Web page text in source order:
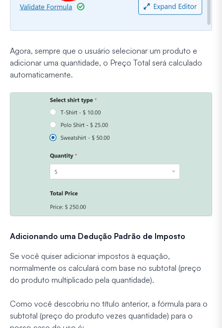
Agora, sempre que o usuário selecionar um produto e
adicionar uma quantidade, o Preço Total será calculado
automaticamente.
Adicionando uma Dedução Padrão de Imposto
Se você quiser adicionar impostos à equação,
normalmente os calculará com base no subtotal (preço
do produto multiplicado pela quantidade).
Como você descobriu no título anterior, a fórmula para o
subtotal (preço do produto vezes quantidade) para o